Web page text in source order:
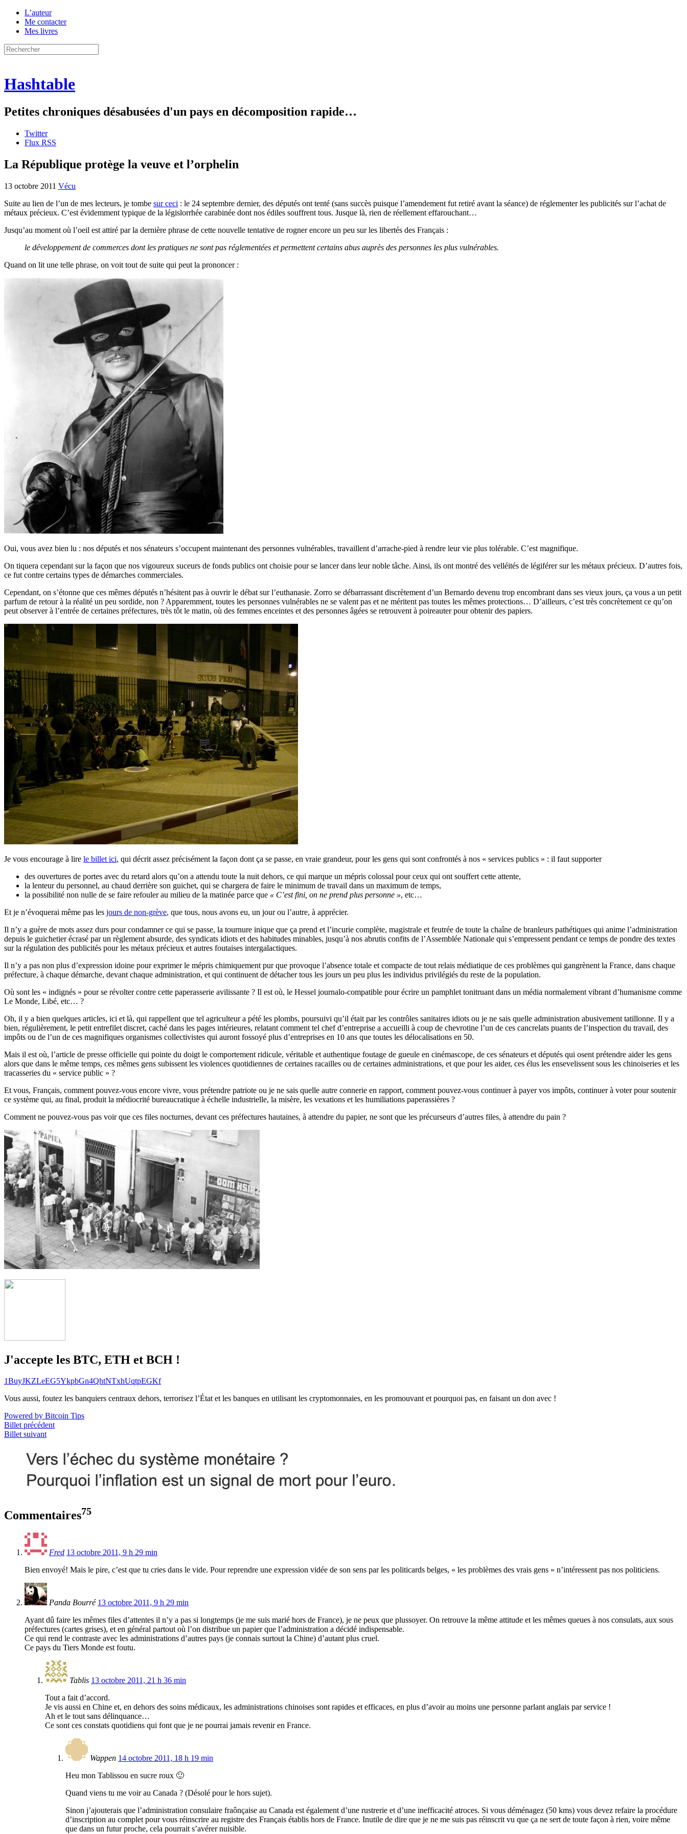
L’auteur
Me contacter
Mes livres
Hashtable
Petites chroniques désabusées d'un pays en décomposition rapide…
Twitter
Flux RSS
La République protège la veuve et l’orphelin
13 octobre 2011 Vécu
Suite au lien de l’un de mes lecteurs, je tombe sur ceci : le 24 septembre dernier, des députés ont tenté (sans succès puisque l’amendement fut retiré avant la séance) de réglementer les publicités sur l’achat de
métaux précieux. C’est évidemment typique de la législorrhée carabinée dont nos édiles souffrent tous. Jusque là, rien de réellement effarouchant…
Jusqu’au moment où l’oeil est attiré par la dernière phrase de cette nouvelle tentative de rogner encore un peu sur les libertés des Français :
le développement de commerces dont les pratiques ne sont pas réglementées et permettent certains abus auprès des personnes les plus vulnérables.
Quand on lit une telle phrase, on voit tout de suite qui peut la prononcer :
Oui, vous avez bien lu : nos députés et nos sénateurs s’occupent maintenant des personnes vulnérables, travaillent d’arrache-pied à rendre leur vie plus tolérable. C’est magnifique.
On tiquera cependant sur la façon que nos vigoureux suceurs de fonds publics ont choisie pour se lancer dans leur noble tâche. Ainsi, ils ont montré des velléités de légiférer sur les métaux précieux. D’autres fois,
ce fut contre certains types de démarches commerciales.
Cependant, on s’étonne que ces mêmes députés n’hésitent pas à ouvrir le débat sur l’euthanasie. Zorro se débarrassant discrètement d’un Bernardo devenu trop encombrant dans ses vieux jours, ça vous a un petit
parfum de retour à la réalité un peu sordide, non ? Apparemment, toutes les personnes vulnérables ne se valent pas et ne méritent pas toutes les mêmes protections… D’ailleurs, c’est très concrètement ce qu’on
peut observer à l’entrée de certaines préfectures, très tôt le matin, où des femmes enceintes et des personnes âgées se retrouvent à poireauter pour obtenir des papiers.
Je vous encourage à lire le billet ici, qui décrit assez précisément la façon dont ça se passe, en vraie grandeur, pour les gens qui sont confrontés à nos « services publics » : il faut supporter
des ouvertures de portes avec du retard alors qu’on a attendu toute la nuit dehors, ce qui marque un mépris colossal pour ceux qui ont souffert cette attente,
la lenteur du personnel, au chaud derrière son guichet, qui se chargera de faire le minimum de travail dans un maximum de temps,
la possibilité non nulle de se faire refouler au milieu de la matinée parce que « C’est fini, on ne prend plus personne », etc…
Et je n’évoquerai même pas les jours de non-grève, que tous, nous avons eu, un jour ou l’autre, à apprécier.
Il n’y a guère de mots assez durs pour condamner ce qui se passe, la tournure inique que ça prend et l’incurie complète, magistrale et feutrée de toute la chaîne de branleurs pathétiques qui anime l’administration
depuis le guichetier écrasé par un règlement absurde, des syndicats idiots et des habitudes minables, jusqu’à nos abrutis confits de l’Assemblée Nationale qui s’empressent pendant ce temps de pondre des textes
sur la régulation des publicités pour les métaux précieux et autres foutaises intergalactiques.
Il n’y a pas non plus d’expression idoine pour exprimer le mépris chimiquement pur que provoque l’absence totale et compacte de tout relais médiatique de ces problèmes qui gangrènent la France, dans chaque
préfecture, à chaque démarche, devant chaque administration, et qui continuent de détacher tous les jours un peu plus les individus privilégiés du reste de la population.
Où sont les « indignés » pour se révolter contre cette paperasserie avilissante ? Il est où, le Hessel journalo-compatible pour écrire un pamphlet tonitruant dans un média normalement vibrant d’humanisme comme
Le Monde, Libé, etc… ?
Oh, il y a bien quelques articles, ici et là, qui rappellent que tel agriculteur a pété les plombs, poursuivi qu’il était par les contrôles sanitaires idiots ou je ne sais quelle administration abusivement tatillonne. Il y a
bien, régulièrement, le petit entrefilet discret, caché dans les pages intérieures, relatant comment tel chef d’entreprise a accueilli à coup de chevrotine l’un de ces cancrelats puants de l’inspection du travail, des
impôts ou de l’un de ces magnifiques organismes collectivistes qui auront fossoyé plus d’entreprises en 10 ans que toutes les délocalisations en 50.
Mais il est où, l’article de presse officielle qui pointe du doigt le comportement ridicule, véritable et authentique foutage de gueule en cinémascope, de ces sénateurs et députés qui osent prétendre aider les gens
alors que dans le même temps, ces mêmes gens subissent les violences quotidiennes de certaines racailles ou de certaines administrations, et que pour les aider, ces élus les ensevelissent sous les chinoiseries et les
tracasseries du « service public » ?
Et vous, Français, comment pouvez-vous encore vivre, vous prétendre patriote ou je ne sais quelle autre connerie en rapport, comment pouvez-vous continuer à payer vos impôts, continuer à voter pour soutenir
ce système qui, au final, produit la médiocrité bureaucratique à échelle industrielle, la misère, les vexations et les humiliations paperassières ?
Comment ne pouvez-vous pas voir que ces files nocturnes, devant ces préfectures hautaines, à attendre du papier, ne sont que les précurseurs d’autres files, à attendre du pain ?
J'accepte les BTC, ETH et BCH !
1BuyJKZLeEG5YkpbGn4QhtNTxhUqtpEGKf
Vous aussi, foutez les banquiers centraux dehors, terrorisez l’État et les banques en utilisant les cryptomonnaies, en les promouvant et pourquoi pas, en faisant un don avec !
Powered by Bitcoin Tips
Billet précédent
Billet suivant
Commentaires75
Fred 13 octobre 2011, 9 h 29 min
Bien envoyé! Mais le pire, c’est que tu cries dans le vide. Pour reprendre une expression vidée de son sens par les politicards belges, « les problèmes des vrais gens » n’intéressent pas nos politiciens.
Panda Bourré 13 octobre 2011, 9 h 29 min
Ayant dû faire les mêmes files d’attentes il n’y a pas si longtemps (je me suis marié hors de France), je ne peux que plussoyer. On retrouve la même attitude et les mêmes queues à nos consulats, aux sous
préfectures (cartes grises), et en général partout où l’on distribue un papier que l’administration a décidé indispensable.
Ce qui rend le contraste avec les administrations d’autres pays (je connais surtout la Chine) d’autant plus cruel.
Ce pays du Tiers Monde est foutu.
Tablis 13 octobre 2011, 21 h 36 min
Tout a fait d’accord.
Je vis aussi en Chine et, en dehors des soins médicaux, les administrations chinoises sont rapides et efficaces, en plus d’avoir au moins une personne parlant anglais par service !
Ah et le tout sans délinquance…
Ce sont ces constats quotidiens qui font que je ne pourrai jamais revenir en France.
Wappen 14 octobre 2011, 18 h 19 min
Heu mon Tablissou en sucre roux 🙂
Quand viens tu me voir au Canada ? (Désolé pour le hors sujet).
Sinon j’ajouterais que l’administration consulaire fraônçaise au Canada est également d’une rustrerie et d’une inefficacité atroces. Si vous déménagez (50 kms) vous devez refaire la procédure
d’inscription au complet pour vous réinscrire au registre des Français établis hors de France. Inutile de dire que je ne me suis pas réinscrit vu que ça ne sert de toute façon à rien, voire même
que dans un futur proche, cela pourrait s’avérer nuisible.